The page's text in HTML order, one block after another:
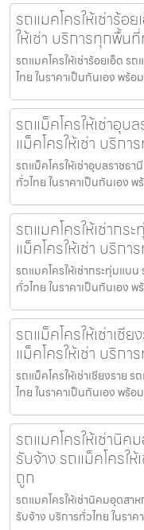
รถแมคโครให้เช่าร้อ
ให้เช่า บริการทุกพื้น
รถแมคโครให้เช่าร้อยเอ็ด ร
ไทย ในราคาเป็นกันเอง พ
รถแม็คโครให้เช่าอุบ
แม็คโครให้เช่า บริก
รถแม็คโครให้เช่าอุบลราชธา
ทั่วไทย ในราคาเป็นกันเอง
รถแมคโครให้เช่ากร
แม็คโครให้เช่า บริก
รถแมคโครให้เช่ากระทุ่มแบ
ทั่วไทย ในราคาเป็นกันเอง
รถแม็คโครให้เช่าเชี
แม็คโครให้เช่า บริก
รถแม็คโครให้เช่าเชียงราย
ไทย ในราคาเป็นกันเอง พ
รถแมคโครให้เช่านิ
รับจ้าง รถแม็คโครใ
ถูก
รถแมคโครให้เช่านิคมอุตสา
รับจ้าง บริการทั่วไทย ในรา